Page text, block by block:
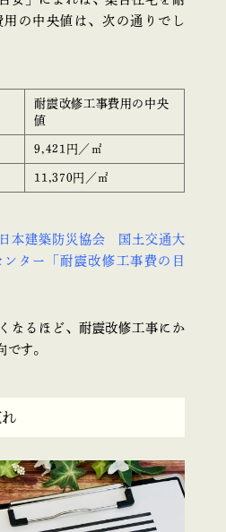
の中央値は、次の通りでし
耐震改修工事費用の中央
値
9,421円／㎡
11,370円／㎡
本建築防災協会 国土交通大
ター「耐震改修工事費の目
なるほど、耐震改修工事にか
です。